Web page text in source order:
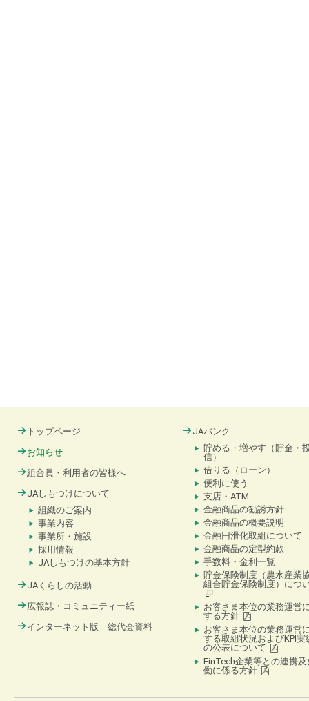
トップページ
お知らせ
組合員・利用者の皆様へ
JAしもつけについて
組織のご案内
事業内容
事業所・施設
採用情報
JAしもつけの基本方針
JAくらしの活動
広報誌・コミュニティー紙
インターネット版 総代会資料
JAバンク
貯める・増やす（貯金・
信）
借りる（ローン）
便利に使う
支店・ATM
金融商品の勧誘方針
金融商品の概要説明
金融円滑化取組について
金融商品の定型約款
手数料・金利一覧
貯金保険制度（農水産業
組合貯金保険制度）につ
お客さま本位の業務運営
する方針
お客さま本位の業務運営
する取組状況およびKPI実
の公表について
FinTech企業等との連携及
働に係る方針